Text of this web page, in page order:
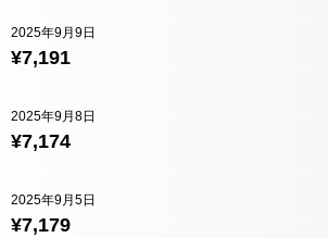
¥7,191
2025年9月9日
¥7,174
2025年9月8日
¥7,179
2025年9月5日